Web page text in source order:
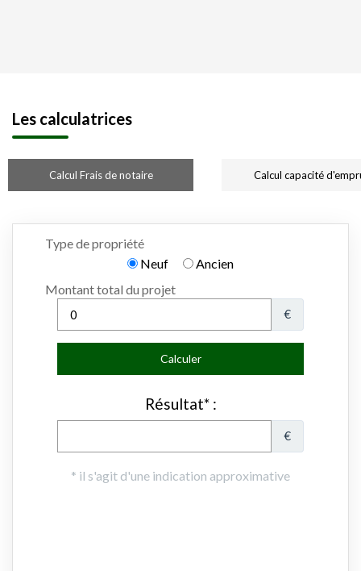
Les calculatrices
Calcul Frais de notaire Calcul capacité